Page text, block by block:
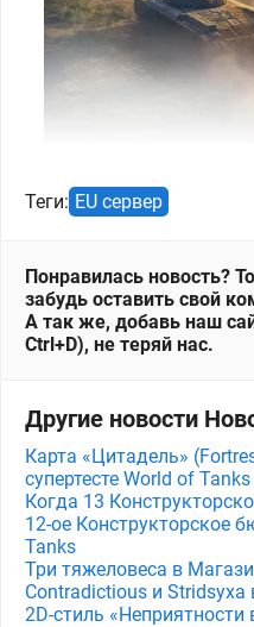
Теги: EU сервер
Понравилась новость?
забудь оставить свой
А так же, добавь наш
Ctrl+D), не теряй нас.
Другие новости
Карта «Цитадель»
супертесте World of Tanks
Когда 13
12-ое Конструкторское
Tanks
Три тяжеловеса в
Contradictious и Stridsyxa
2D-стиль